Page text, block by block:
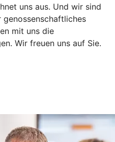
uns aus. Und wir sind
mit uns die
Wir freuen uns auf Sie.